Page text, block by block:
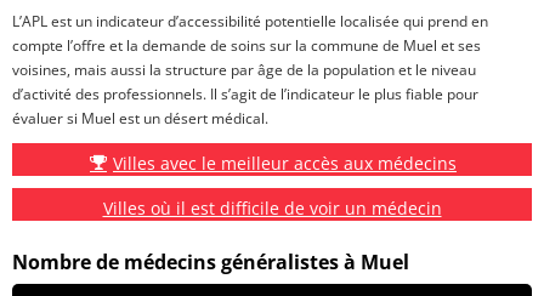
L’APL est un indicateur d’accessibilité potentielle localisée qui prend en
compte l’offre et la demande de soins sur la commune de Muel et ses
voisines, mais aussi la structure par âge de la population et le niveau
d’activité des professionnels. Il s’agit de l’indicateur le plus fiable pour
évaluer si Muel est un désert médical.
Villes avec le meilleur accès aux médecins
Villes où il est difficile de voir un médecin
Nombre de médecins généralistes à Muel